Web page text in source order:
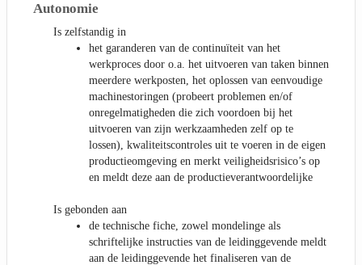
Autonomie
Is zelfstandig in
het garanderen van de continuïteit van het
werkproces door o.a. het uitvoeren van taken binnen
meerdere werkposten, het oplossen van eenvoudige
machinestoringen (probeert problemen en/of
onregelmatigheden die zich voordoen bij het
uitvoeren van zijn werkzaamheden zelf op te
lossen), kwaliteitscontroles uit te voeren in de eigen
productieomgeving en merkt veiligheidsrisico’s op
en meldt deze aan de productieverantwoordelijke
Is gebonden aan
de technische fiche, zowel mondelinge als
schriftelijke instructies van de leidinggevende meldt
aan de leidinggevende het finaliseren van de